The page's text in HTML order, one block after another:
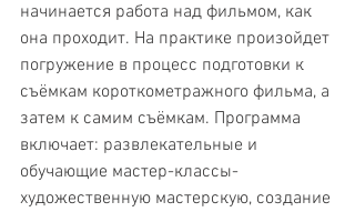
начинается работа над фильмом, как
она проходит. На практике произойдет
погружение в процесс подготовки к
съёмкам короткометражного фильма, а
затем к самим съёмкам. Программа
включает: развлекательные и
обучающие мастер-классы-
художественную мастерскую, создание